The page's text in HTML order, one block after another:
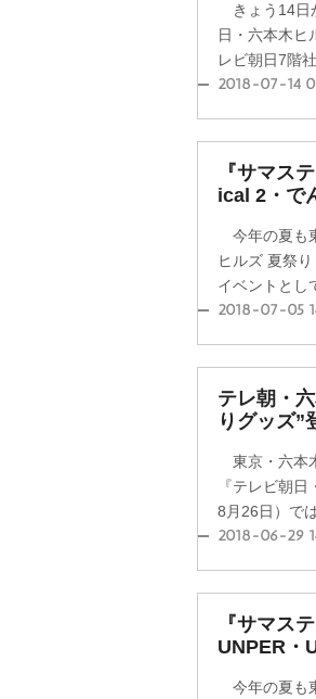
きょう14日
日・六本木ヒ
レビ朝日7階
2018-07-14
『サマス
ical 2・で
今年の夏も
ヒルズ 夏祭
イベントとし
2018-07-05
テレ朝・
りグッズ”
東京・六本
『テレビ朝
8月26日）で
2018-06-29
『サマス
UNPER・
今年の夏も